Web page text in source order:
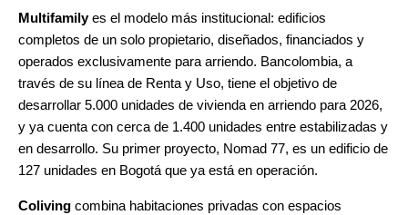
Multifamilyes el modelo más institucional: edificios
completos de un solo propietario, diseñados, financiados y
operados exclusivamente para arriendo. Bancolombia, a
través de su línea de Renta y Uso, tiene el objetivo de
desarrollar 5.000 unidades de vivienda en arriendo para 2026,
y ya cuenta con cerca de 1.400 unidades entre estabilizadas y
en desarrollo. Su primer proyecto, Nomad 77, es un edificio de
127 unidades en Bogotá que ya está en operación.
Coliving combina habitaciones privadas con espacios